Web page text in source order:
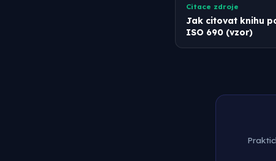
Citace zdroje
Jak citovat knihu
ISO 690 (vzor)